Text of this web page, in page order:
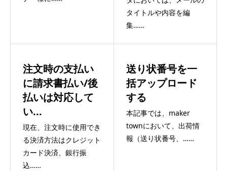
タイトルや内容を編
集……
注文時の支払い
に請求書払い/後
払いは対応して
い...
現在、注文時に使用でき
る決済方法はクレジット
カード決済、銀行振
込……
送り状番号を一
括アップロード
する
本記事では、maker
townにおいて、出荷情
報（送り状番号、……